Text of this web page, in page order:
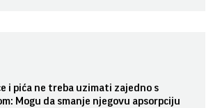
i pića ne treba uzimati zajedno s
Mogu da smanje njegovu apsorpciju